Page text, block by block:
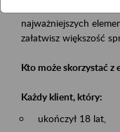
najważniejszych
załatwisz większość
Kto może skorzystać z
Każdy klient, który:
ukończył 18 lat,